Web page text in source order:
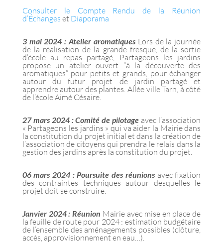
Consulter le Compte Rendu de la Réunion
d’Échanges et Diaporama
3 mai 2024 : Atelier aromatiques Lors de la journée
de la réalisation de la grande fresque, de la sortie
d’école au repas partagé, Partageons les jardins
propose un atelier ouvert “à la découverte des
aromatiques” pour petits et grands, pour échanger
autour du futur projet de jardin partagé et
apprendre autour des plantes. Allée ville Tarn, à côté
de l’école Aimé Césaire.
27 mars 2024 : Comité de pilotage avec l’association
« Partageons les jardins » qui va aider la Mairie dans
la constitution du projet initial et dans la création de
l’association de citoyens qui prendra le relais dans la
gestion des jardins après la constitution du projet.
06 mars 2024 : Poursuite des réunionsavec fixation
des contraintes techniques autour desquelles le
projet doit se construire.
Janvier 2024 : Réunion Mairie avec mise en place de
la feuille de route pour 2024 : estimation budgétaire
de l’ensemble des aménagements possibles (clôture,
accès, approvisionnement en eau…).